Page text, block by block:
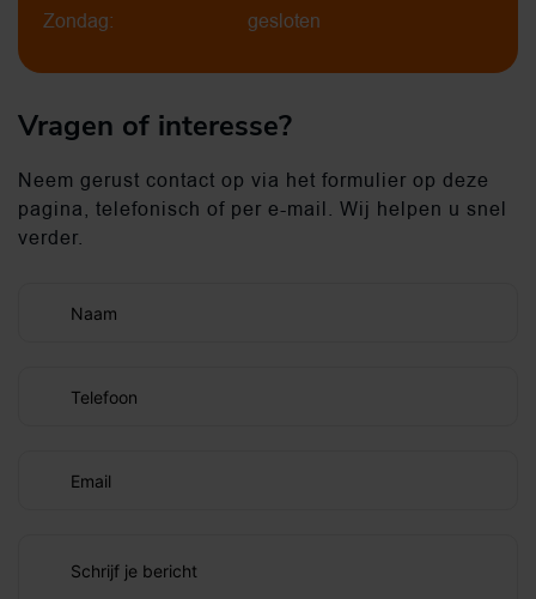
Zondag:
gesloten
Vragen of interesse?
Neem gerust contact op via het formulier op deze
pagina, telefonisch of per e-mail. Wij helpen u snel
verder.
Naam
Telefoon
Email
Schrijf je bericht